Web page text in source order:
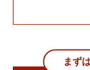
まず